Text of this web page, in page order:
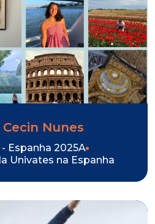
Nunes
Espanha 2025A
Univates na Espanha